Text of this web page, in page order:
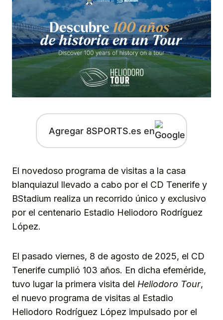
Agregar 8SPORTS.es en
El novedoso programa de visitas a la casa
blanquiazul llevado a cabo por el CD Tenerife y
BStadium realiza un recorrido único y exclusivo
por el centenario Estadio Heliodoro Rodríguez
López.
El pasado viernes, 8 de agosto de 2025, el CD
Tenerife cumplió 103 años. En dicha efeméride,
tuvo lugar la primera visita del Heliodoro Tour,
el nuevo programa de visitas al Estadio
Heliodoro Rodríguez López impulsado por el